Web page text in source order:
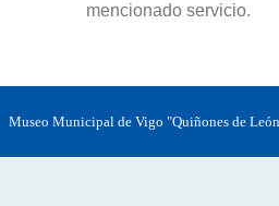
mencionado servicio.
Museo Municipal de Vigo "Quiñones de